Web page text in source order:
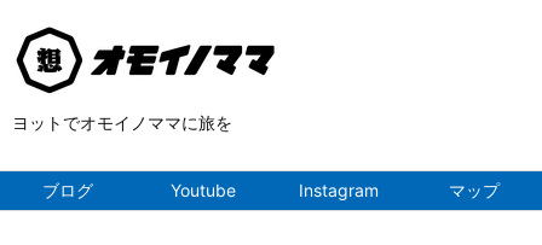
ヨットでオモイノママに旅を
ブログ Youtube Instagram マップ